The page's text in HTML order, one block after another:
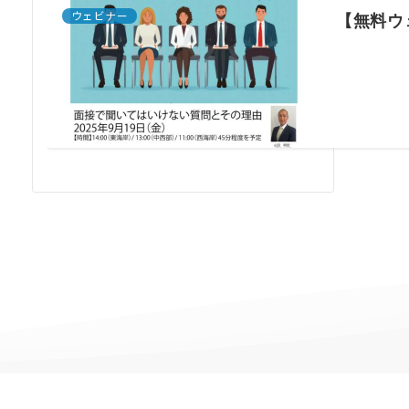
ウェビナー 【無料